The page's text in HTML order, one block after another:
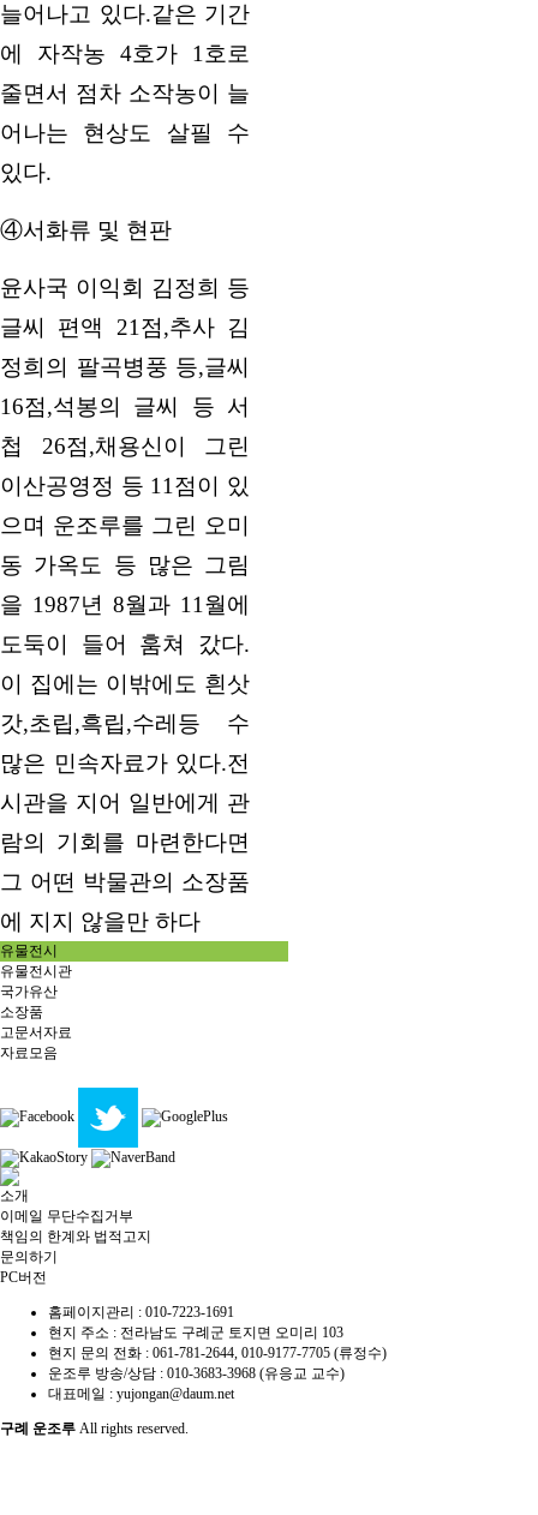
늘어나고 있다.같은 기간
에 자작농 4호가 1호로
줄면서 점차 소작농이 늘
어나는 현상도 살필 수
있다.
④서화류 및 현판
윤사국 이익회 김정희 등
글씨 편액 21점,추사 김
정희의 팔곡병풍 등,글씨
16점,석봉의 글씨 등 서
첩 26점,채용신이 그린
이산공영정 등 11점이 있
으며 운조루를 그린 오미
동 가옥도 등 많은 그림
을 1987년 8월과 11월에
도둑이 들어 훔쳐 갔다.
이 집에는 이밖에도 흰삿
갓,초립,흑립,수레등 수
많은 민속자료가 있다.전
시관을 지어 일반에게 관
람의 기회를 마련한다면
그 어떤 박물관의 소장품
에 지지 않을만 하다
유물전시
유물전시관
국가유산
소장품
고문서자료
자료모음
소개
이메일 무단수집거부
책임의 한계와 법적고지
문의하기
PC버전
홈페이지관리 : 010-7223-1691
현지 주소 : 전라남도 구례군 토지면 오미리 103
현지 문의 전화 : 061-781-2644, 010-9177-7705 (류정수)
운조루 방송/상담 : 010-3683-3968 (유응교 교수)
대표메일 : yujongan@daum.net
구례 운조루 All rights reserved.